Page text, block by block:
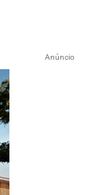
Anúncio